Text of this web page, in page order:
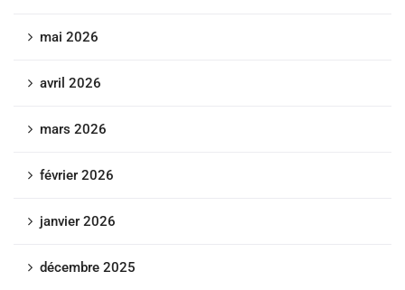
mai 2026
avril 2026
mars 2026
février 2026
janvier 2026
décembre 2025